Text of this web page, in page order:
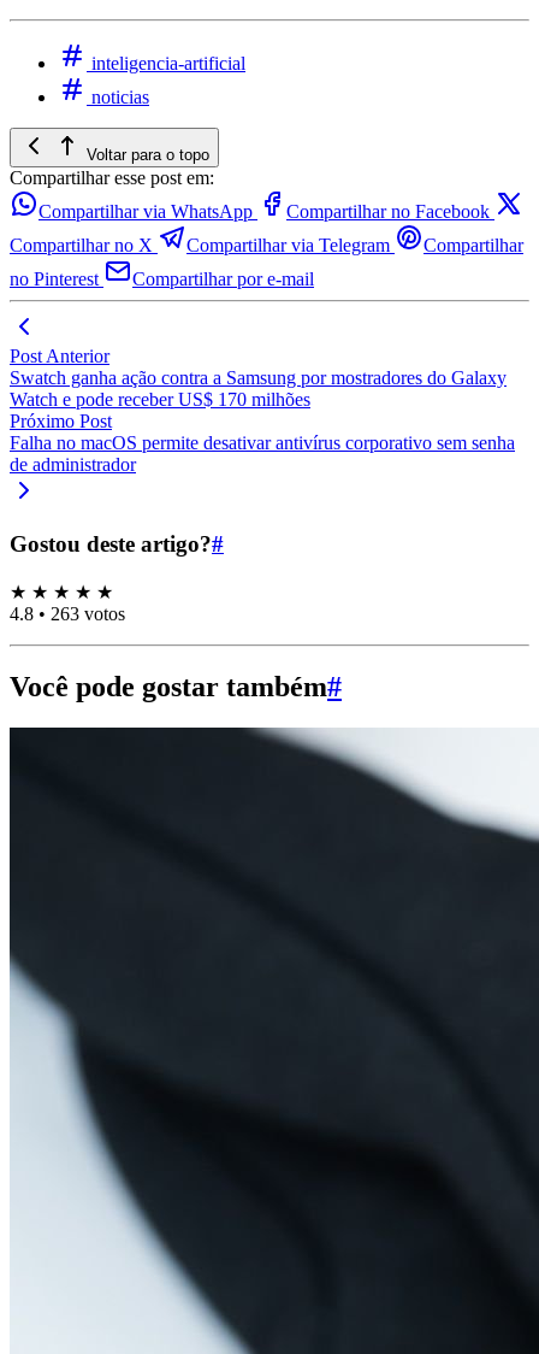
inteligencia-artificial
noticias
Voltar para o topo
Compartilhar esse post em:
Compartilhar via WhatsApp
Compartilhar no Facebook
Compartilhar no X
Compartilhar via Telegram
Compartilhar
no Pinterest
Compartilhar por e-mail
Post Anterior
Swatch ganha ação contra a Samsung por mostradores do Galaxy
Watch e pode receber US$ 170 milhões
Próximo Post
Falha no macOS permite desativar antivírus corporativo sem senha
de administrador
Gostou deste artigo?#
★ ★ ★ ★ ★
4.8 • 263 votos
Você pode gostar também#